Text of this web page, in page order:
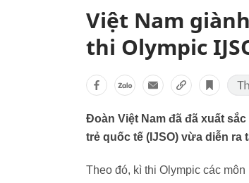
Việt Nam
thi Olympic
Đoàn Việt Nam đã đã xuất
trẻ quốc tế (IJSO) vừa diễn ra
Theo đó, kì thi Olympic các